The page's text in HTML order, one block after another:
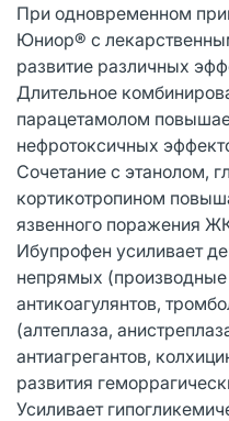
При одновременном
Юниор® с
развитие различных
Длительное
парацетамолом
нефротоксичных
Сочетание с этанолом,
кортикотропином
язвенного поражения
Ибупрофен усиливает
непрямых
антикоагулянтов,
(алтеплаза,
антиагрегантов,
развития
Усиливает